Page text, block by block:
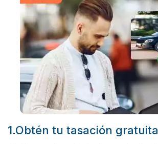
1.Obtén tu tasación gratuita